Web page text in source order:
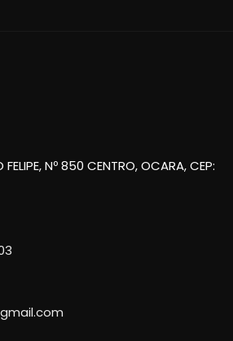
Nº 850 CENTRO, OCARA, CEP: